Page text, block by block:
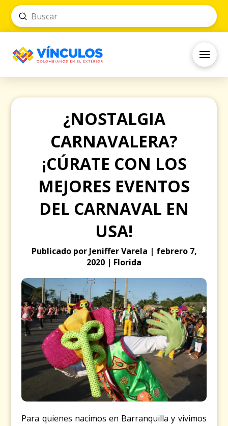
Search
Submit
¿NOSTALGIA
CARNAVALERA?
¡CÚRATE CON LOS
MEJORES EVENTOS
DEL CARNAVAL EN
USA!
Publicado por Jeniffer Varela | febrero 7,
2020 | Florida
Para quienes nacimos en Barranquilla y vivimos